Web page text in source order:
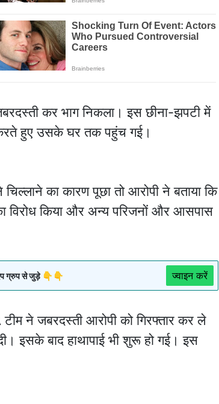
कर भाग निकला। इस छीना-झपटी में
हुए उसके घर तक पहुंच गई।
का कारण पूछा तो आरोपी ने बताया कि
विरोध किया और अन्य परिजनों और आसपास
ग्रुप से जुड़े 👇👇 ज्वाइन करें
टीम ने जबरदस्ती आरोपी को गिरफ्तार कर ले
इसके बाद हाथापाई भी शुरू हो गई। इस